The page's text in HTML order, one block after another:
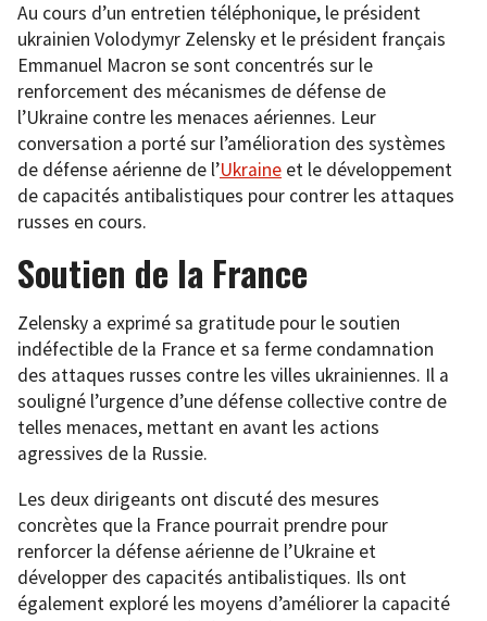
Au cours d’un entretien téléphonique, le président
ukrainien Volodymyr Zelensky et le président français
Emmanuel Macron se sont concentrés sur le
renforcement des mécanismes de défense de
l’Ukraine contre les menaces aériennes. Leur
conversation a porté sur l’amélioration des systèmes
de défense aérienne de l’Ukraine et le développement
de capacités antibalistiques pour contrer les attaques
russes en cours.
Soutien de la France
Zelensky a exprimé sa gratitude pour le soutien
indéfectible de la France et sa ferme condamnation
des attaques russes contre les villes ukrainiennes. Il a
souligné l’urgence d’une défense collective contre de
telles menaces, mettant en avant les actions
agressives de la Russie.
Les deux dirigeants ont discuté des mesures
concrètes que la France pourrait prendre pour
renforcer la défense aérienne de l’Ukraine et
développer des capacités antibalistiques. Ils ont
également exploré les moyens d’améliorer la capacité